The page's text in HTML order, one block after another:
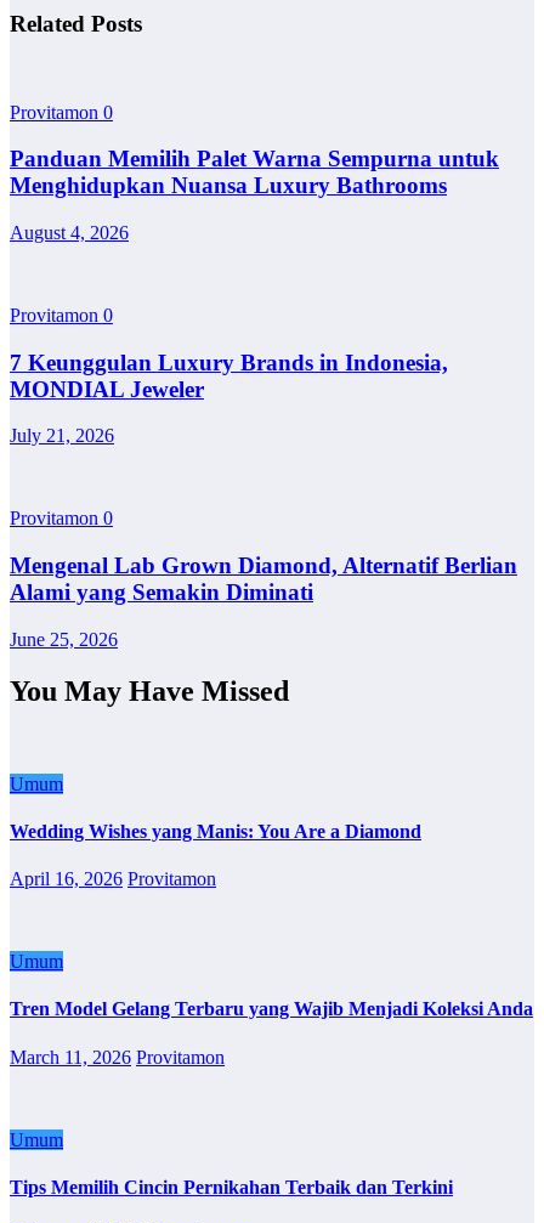
Related Posts
Provitamon 0
Panduan Memilih Palet Warna Sempurna untuk
Menghidupkan Nuansa Luxury Bathrooms
August 4, 2026
Provitamon 0
7 Keunggulan Luxury Brands in Indonesia,
MONDIAL Jeweler
July 21, 2026
Provitamon 0
Mengenal Lab Grown Diamond, Alternatif Berlian
Alami yang Semakin Diminati
June 25, 2026
You May Have Missed
Umum
Wedding Wishes yang Manis: You Are a Diamond
April 16, 2026 Provitamon
Umum
Tren Model Gelang Terbaru yang Wajib Menjadi Koleksi Anda
March 11, 2026 Provitamon
Umum
Tips Memilih Cincin Pernikahan Terbaik dan Terkini